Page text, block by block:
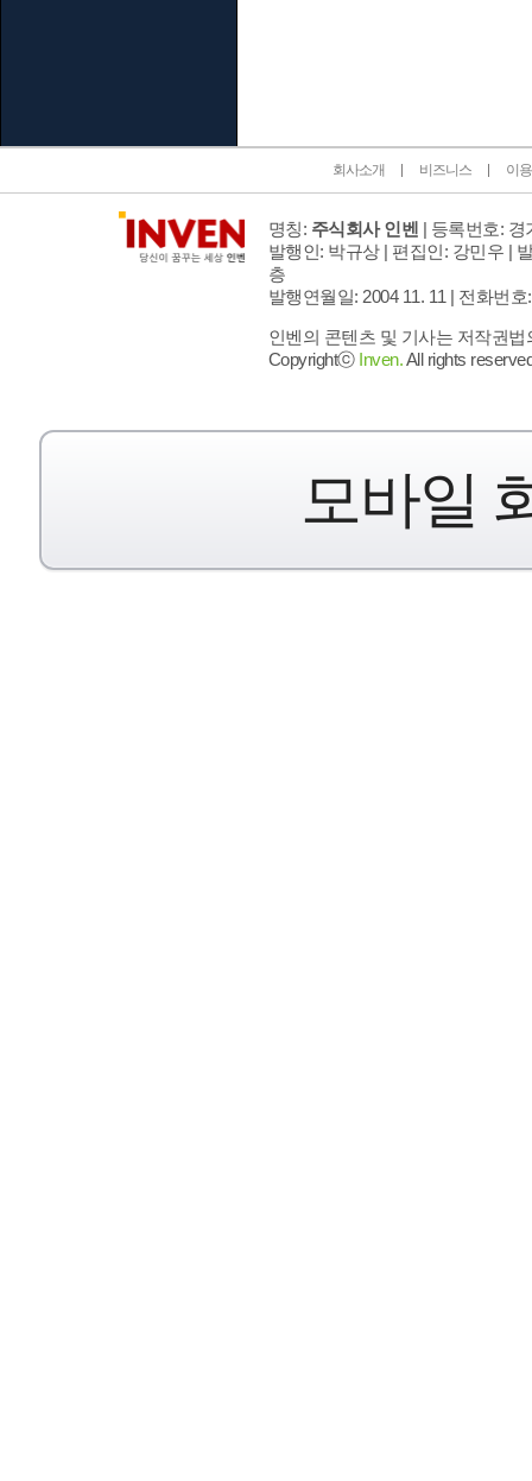
회사소개 비즈니스 이
명칭: 주식회사 인벤 | 등록번호: 경
발행인: 박규상 | 편집인: 강민우 |
층
발행연월일: 2004 11. 11 | 전화번호
인벤의 콘텐츠 및 기사는 저작권
Copyrightⓒ Inven.All rights
모바일